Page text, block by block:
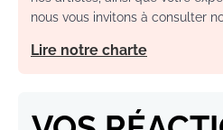
nous vous invitons à consulter
Lire notre charte